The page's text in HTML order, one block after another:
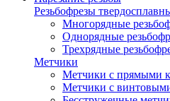
Резьбофрезы
Многорядные
Однорядные
Трехрядные
Метчики
Метчики с прямыми
Метчики с